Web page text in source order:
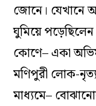
জোনে। যেখানে
ঘুমিয়ে
কোণে– একা
মণিপুরী লোক-
মাধ‌্যমে–